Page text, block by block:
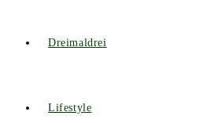
Dreimaldrei
Lifestyle